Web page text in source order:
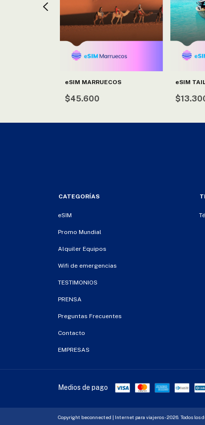
eSIM MARRUECOS
$45.600
eSIM
CATEGORÍAS
eSIM
Promo Mundial
Alquiler Equipos
Wifi de emergencias
TESTIMONIOS
PRENSA
Preguntas Frecuentes
Contacto
EMPRESAS
Medios de pago
Copyright beconnected | Internet para viajeros - 2026. Todos los